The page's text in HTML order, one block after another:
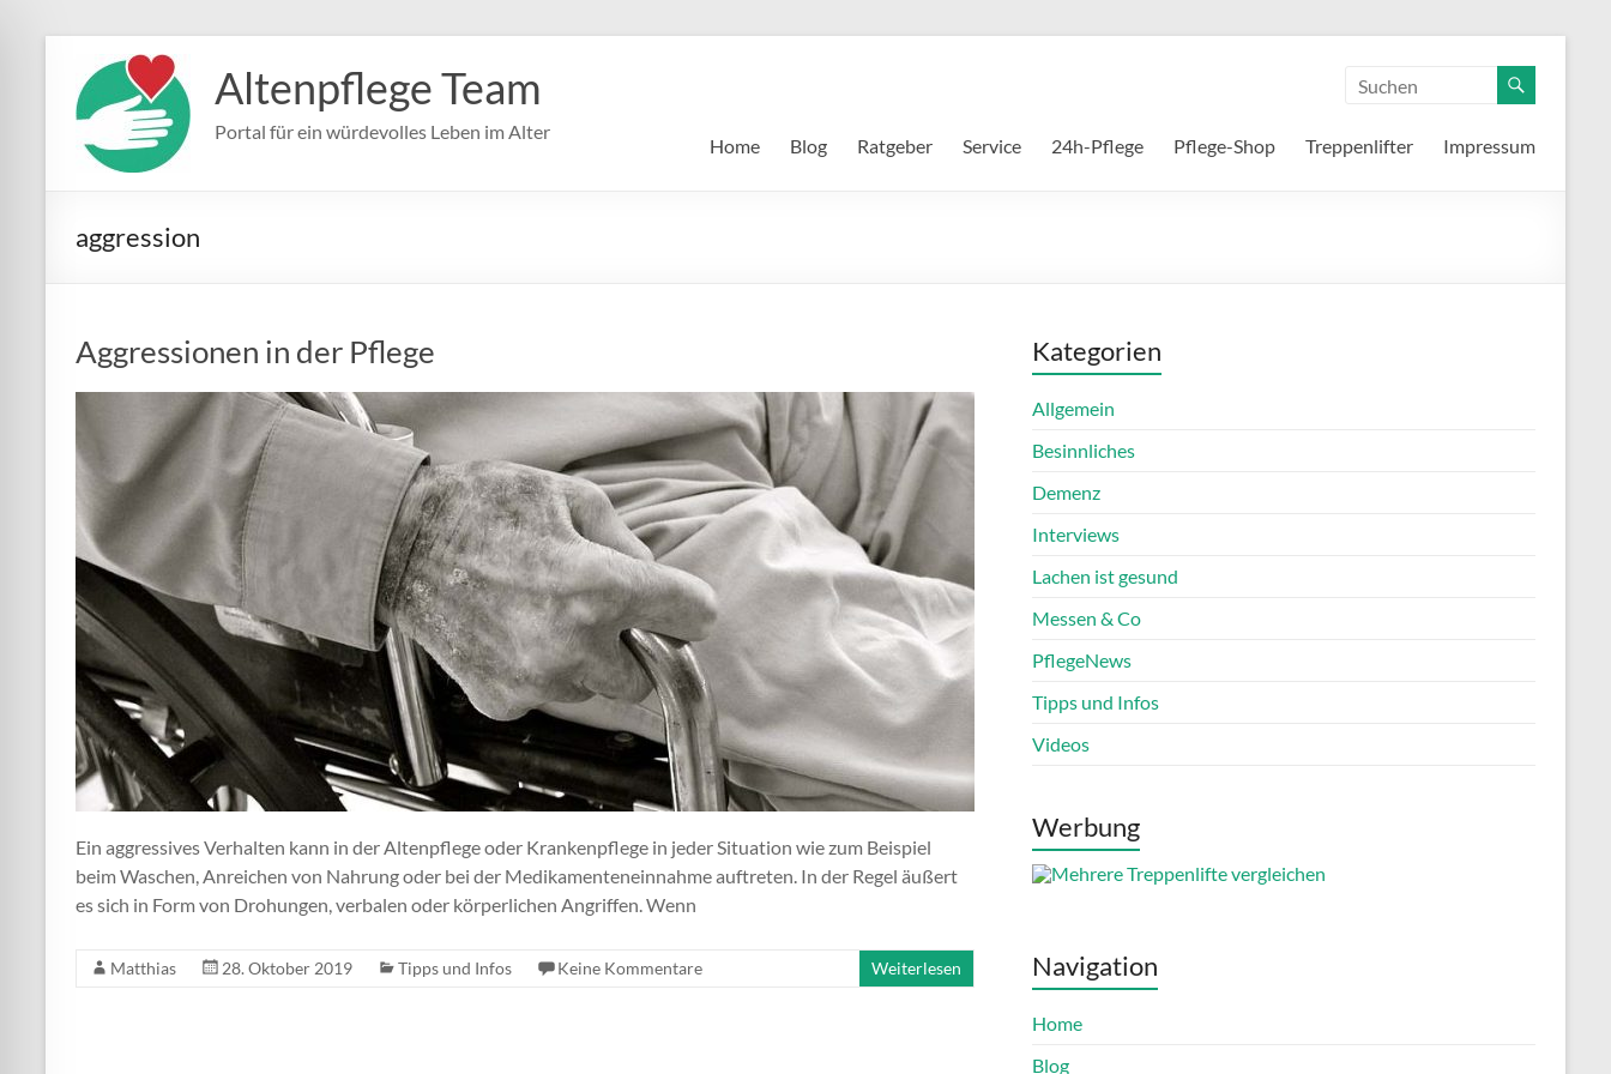
Inhalt
springen
Altenpflege Team
Portal für ein würdevolles Leben im Alter
Home Blog Ratgeber Service 24h-Pflege Pflege-Shop Treppenlifter Impressum
aggression
Aggressionen in der Pflege
Ein aggressives Verhalten kann in der Altenpflege oder Krankenpflege in jeder Situation wie zum Beispiel
beim Waschen, Anreichen von Nahrung oder bei der Medikamenteneinnahme auftreten. In der Regel äußert
es sich in Form von Drohungen, verbalen oder körperlichen Angriffen. Wenn
Matthias 28. Oktober 2019 Tipps und Infos Keine Kommentare Weiterlesen
Kategorien
Allgemein
Besinnliches
Demenz
Interviews
Lachen ist gesund
Messen & Co
PflegeNews
Tipps und Infos
Videos
Werbung
Navigation
Home
Blog